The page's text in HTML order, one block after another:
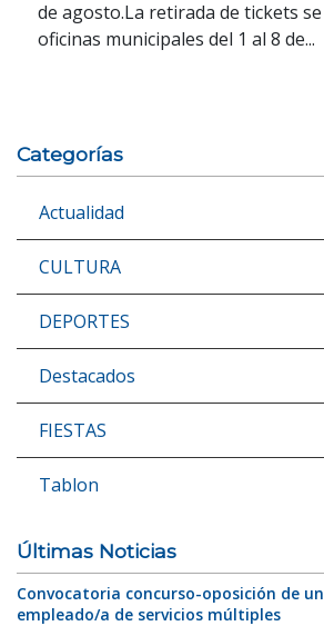
de agosto.La retirada de tickets
oficinas municipales del 1 al 8 de...
Categorías
Actualidad
CULTURA
DEPORTES
Destacados
FIESTAS
Tablon
Últimas Noticias
Convocatoria concurso-oposición de
empleado/a de servicios múltiples